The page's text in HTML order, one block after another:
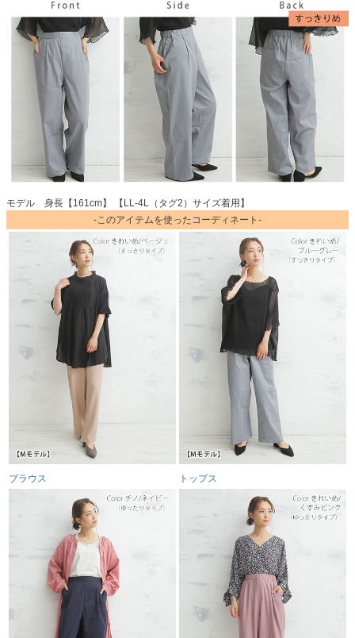
モデル 身長【161cm】 【LL-4L（タグ2）サイズ着用】
-このアイテムを使ったコーディネート-
ブラウス トップス